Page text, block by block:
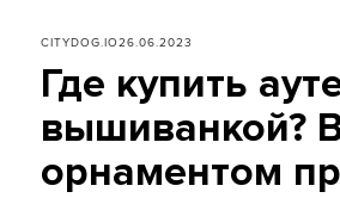
CITYDOG.IO26.06.2023
Где купить
вышиванкой?
орнаментом